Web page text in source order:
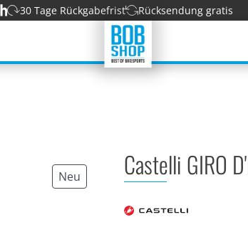
30 Tage Rückgabefrist Rücksendung gratis
Neu Castelli GIRO